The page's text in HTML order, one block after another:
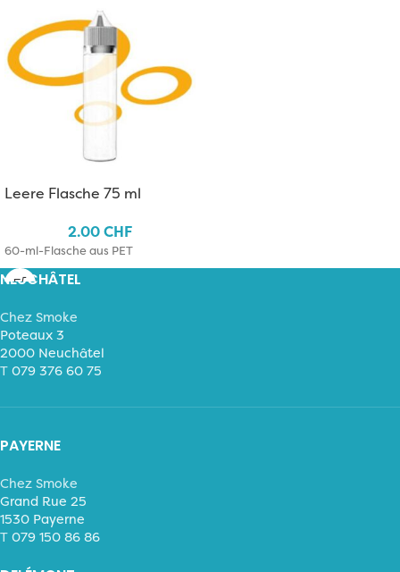
Leere Flasche 75 ml
2.00CHF
60-ml-Flasche aus PET
NEUCHÂTEL
Chez Smoke
Poteaux 3
2000 Neuchâtel
T 079 376 60 75
PAYERNE
Chez Smoke
Grand Rue 25
1530 Payerne
T 079 150 86 86